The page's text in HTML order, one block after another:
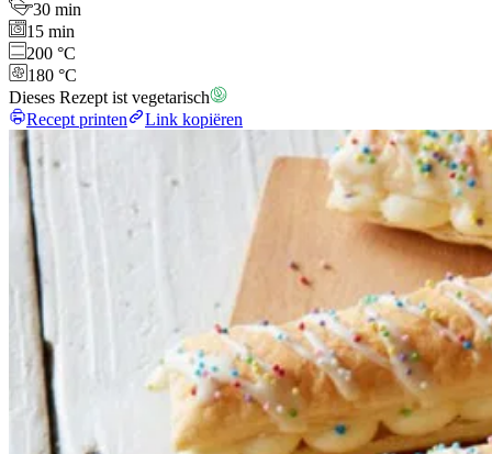
30 min
15 min
200 °C
180 °C
Dieses Rezept ist vegetarisch
Recept printen
Link kopiëren